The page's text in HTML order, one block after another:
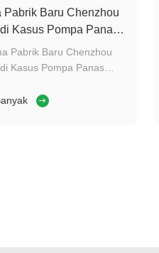
Pabrik Baru Chenzhou
Kasus Pompa Panas
Pabrik Baru Chenzhou
Kasus Pompa Panas
Bailutang Furuikang